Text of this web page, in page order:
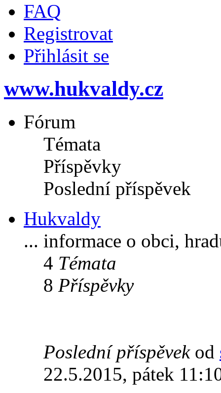
FAQ
Registrovat
Přihlásit se
www.hukvaldy.cz
Fórum
Témata
Příspěvky
Poslední příspěvek
Hukvaldy
... informace o obci,
4 Témata
8 Příspěvky
Poslední příspěvekod
22.5.2015, pátek